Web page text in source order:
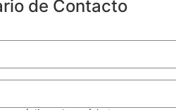
de Contacto